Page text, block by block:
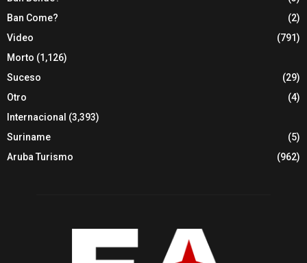
Ban Come?
(2)
Video
(791)
Morto (1,126)
Suceso
(29)
Otro
(4)
Internacional (3,393)
Suriname
(5)
Aruba Turismo
(962)